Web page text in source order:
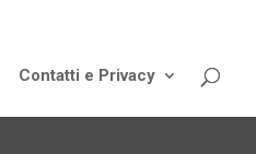
Contatti e Privacy